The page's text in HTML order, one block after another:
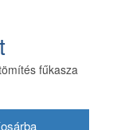
fűkasza